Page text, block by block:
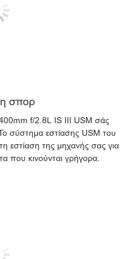
σπορ
f/2.8L IS III USM σάς
σύστημα εστίασης USM του
εστίαση της μηχανής σας για
που κινούνται γρήγορα.